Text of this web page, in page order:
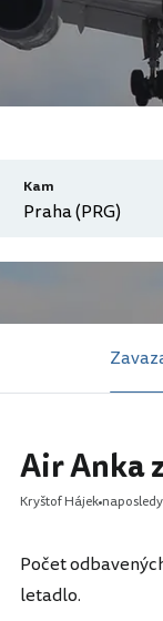
Kam
Air Anka
Kryštof Hájek
Počet
letadlo.